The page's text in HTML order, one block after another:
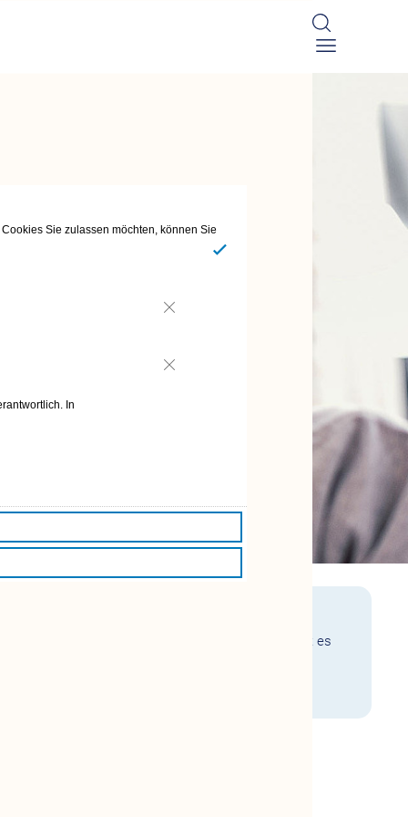
Sie zulassen möchten, können Sie
In
Neben der Mundhygiene zu Hause braucht es
durch den Zahnarzt oder die Zahnärztin.